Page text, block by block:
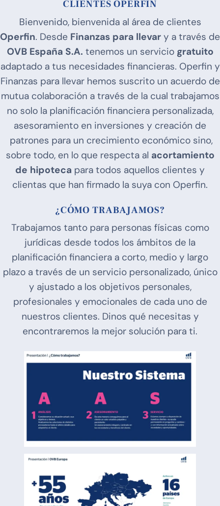
CLIENTES OPERFIN
Bienvenido, bienvenida al área de clientes
Operfin. Desde Finanzas para llevar y a través de
OVB España S.A. tenemos un servicio gratuito
adaptado a tus necesidades financieras. Operfin y
Finanzas para llevar hemos suscrito un acuerdo de
mutua colaboración a través de la cual trabajamos
no solo la planificación financiera personalizada,
asesoramiento en inversiones y creación de
patrones para un crecimiento económico sino,
sobre todo, en lo que respecta al acortamiento
de hipoteca para todos aquellos clientes y
clientas que han firmado la suya con Operfin.
¿CÓMO TRABAJAMOS?
Trabajamos tanto para personas físicas como
jurídicas desde todos los ámbitos de la
planificación financiera a corto, medio y largo
plazo a través de un servicio personalizado, único
y ajustado a los objetivos personales,
profesionales y emocionales de cada uno de
nuestros clientes. Dinos qué necesitas y
encontraremos la mejor solución para ti.